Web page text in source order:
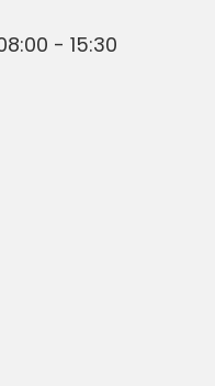
- 15:30